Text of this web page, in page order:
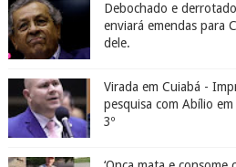
Debochado e
enviará emendas para
dele.
Virada em Cuiabá -
pesquisa com Abílio
3º